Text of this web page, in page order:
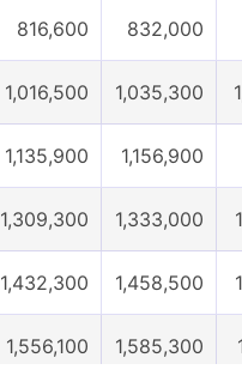
816,600 832,000
1,016,500 1,035,300
1,135,900 1,156,900
1,309,300 1,333,000
1,432,300 1,458,500
1,556,100 1,585,300